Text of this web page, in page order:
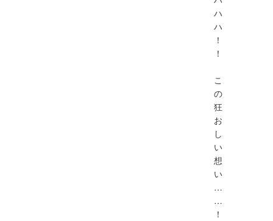
ハ
ハ
！
！
こ
の
狂
お
し
い
想
い
…
…
！